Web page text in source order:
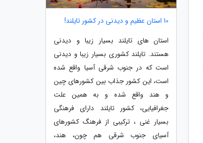
10 استان عظیم و دیدنی در کشور تایلند!
استان های تایلند بسیار زیبا و دیدنی
هستند. تایلند کشوری بسیار زیبا و دیدنی
است که در جنوب شرقی آسیا واقع شده
است، این کشور جذاب بین کشورهای چین
و هند واقع شده و به همین علت
جغرافیایی، کشور تایلند دارای فرهنگی
بسیار غنی ، ترکیبی از فرهنگ کشورهای
آسیای جنوب شرقی هم چون، هند،